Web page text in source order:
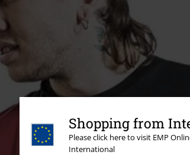
Shopping from
Please click here to visit EMP
International